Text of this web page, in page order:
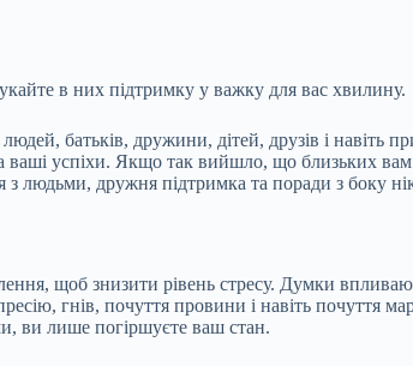
в них підтримку у важку для вас хвилину.
батьків, дружини, дітей, друзів і навіть
ваші успіхи. Якщо так вийшло, що близьких
людьми, дружня підтримка та поради з боку
щоб знизити рівень стресу. Думки
гнів, почуття провини і навіть почуття
ви лише погіршуєте ваш стан.